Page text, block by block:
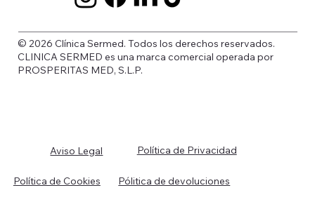
© 2026 Clínica Sermed. Todos los derechos reservados.
CLINICA SERMED es una marca comercial operada por
PROSPERITAS MED, S.L.P.
Aviso Legal Política de Privacidad
Política de Cookies Pólitica de devoluciones